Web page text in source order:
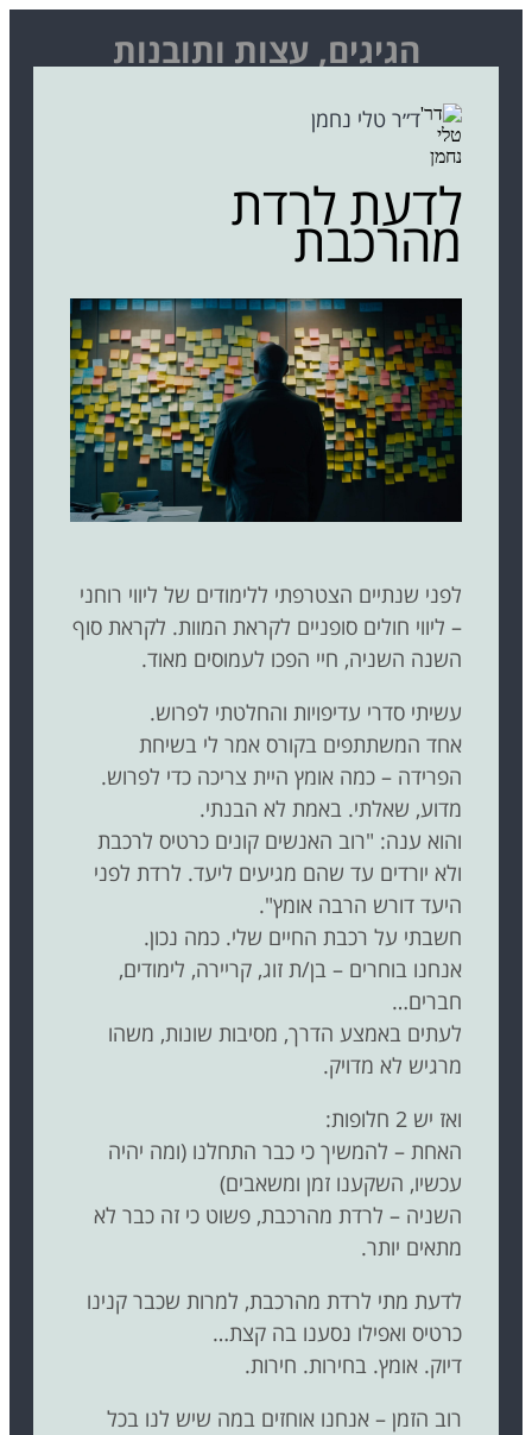
הגיגים, עצות ותובנות
ד״ר טלי נחמן
לדעת לרדת
מהרכבת
לפני שנתיים הצטרפתי ללימודים של ליווי רוחני
– ליווי חולים סופניים לקראת המוות. לקראת סוף
השנה השניה, חיי הפכו לעמוסים מאוד.
עשיתי סדרי עדיפויות והחלטתי לפרוש.
אחד המשתתפים בקורס אמר לי בשיחת
הפרידה – כמה אומץ היית צריכה כדי לפרוש.
מדוע, שאלתי. באמת לא הבנתי.
והוא ענה: "רוב האנשים קונים כרטיס לרכבת
ולא יורדים עד שהם מגיעים ליעד. לרדת לפני
היעד דורש הרבה אומץ".
חשבתי על רכבת החיים שלי. כמה נכון.
אנחנו בוחרים – בן/ת זוג, קריירה, לימודים,
חברים…
לעתים באמצע הדרך, מסיבות שונות, משהו
מרגיש לא מדויק.
ואז יש 2 חלופות:
האחת – להמשיך כי כבר התחלנו (ומה יהיה
עכשיו, השקענו זמן ומשאבים)
השניה – לרדת מהרכבת, פשוט כי זה כבר לא
מתאים יותר.
לדעת מתי לרדת מהרכבת, למרות שכבר קנינו
כרטיס ואפילו נסענו בה קצת…
דיוק. אומץ. בחירות. חירות.
רוב הזמן – אנחנו אוחזים במה שיש לנו בכל